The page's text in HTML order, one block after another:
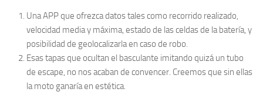
Una APP que ofrezca datos tales como recorrido realizado,
velocidad media y máxima, estado de las celdas de la batería, y
posibilidad de geolocalizarla en caso de robo.
Esas tapas que ocultan el basculante imitando quizá un tubo
de escape, no nos acaban de convencer. Creemos que sin ellas
la moto ganaría en estética.